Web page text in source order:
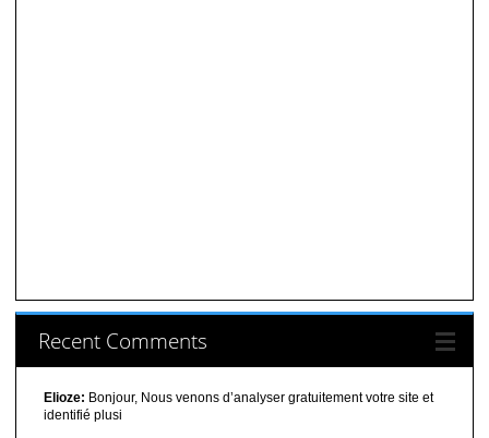
Recent Comments
Elioze: Bonjour, Nous venons d’analyser gratuitement votre site et
identifié plusi